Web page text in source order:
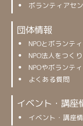
ボランティアセ
団体情報
NPOとボランテ
NPO法人をつく
NPOやボランテ
よくある質問
イベント・講座
イベント・講座